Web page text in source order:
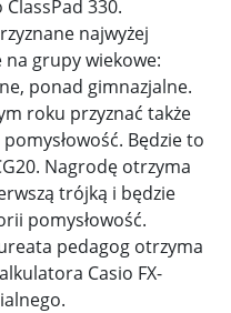
330.
najwyżej
grupy wiekowe:
ponad gimnazjalne.
roku przyznać także
Będzie to
Nagrodę otrzyma
trójką i będzie
pomysłowość.
pedagog otrzyma
Casio FX-